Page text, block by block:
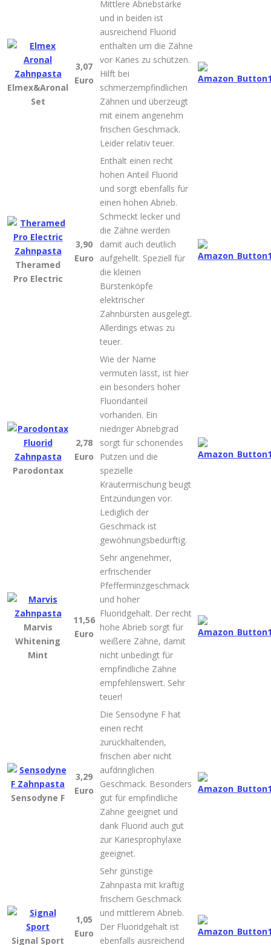
Elmex&Aronal
Set
3,07
Euro
Mittlere Abriebstärke
und in beiden ist
ausreichend Fluorid
enthalten um die Zähne
vor Karies zu schützen.
Hilft bei
schmerzempfindlichen
Zähnen und überzeugt
mit einem angenehm
frischen Geschmack.
Leider relativ teuer.
Theramed
Pro Electric
3,90
Euro
Enthält einen recht
hohen Anteil Fluorid
und sorgt ebenfalls für
einen hohen Abrieb.
Schmeckt lecker und
die Zähne werden
damit auch deutlich
aufgehellt. Speziell für
die kleinen
Bürstenköpfe
elektrischer
Zahnbürsten ausgelegt.
Allerdings etwas zu
teuer.
Parodontax
2,78
Euro
Wie der Name
vermuten lässt, ist hier
ein besonders hoher
Fluoridanteil
vorhanden. Ein
niedriger Abriebgrad
sorgt für schonendes
Putzen und die
spezielle
Kräutermischung beugt
Entzündungen vor.
Lediglich der
Geschmack ist
gewöhnungsbedürftig.
Marvis
Whitening
Mint
11,56
Euro
Sehr angenehmer,
erfrischender
Pfefferminzgeschmack
und hoher
Fluoridgehalt. Der recht
hohe Abrieb sorgt für
weißere Zähne, damit
nicht unbedingt für
empfindliche Zähne
empfehlenswert. Sehr
teuer!
Sensodyne F
3,29
Euro
Die Sensodyne F hat
einen recht
zurückhaltenden,
frischen aber nicht
aufdringlichen
Geschmack. Besonders
gut für empfindliche
Zähne geeignet und
dank Fluorid auch gut
zur Kariesprophylaxe
geeignet.
Signal Sport
1,05
Euro
Sehr günstige
Zahnpasta mit kräftig
frischem Geschmack
und mittlerem Abrieb.
Der Fluoridgehalt ist
ebenfalls ausreichend